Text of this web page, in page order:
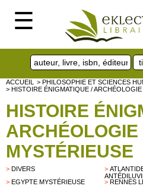
☰
ACCUEIL > PHILOSOPHIE ET SCIENCES
> HISTOIRE ÉNIGMATIQUE /
HISTOIRE
ARCHÉOLOGIE
MYSTÉRIEUSE
> DIVERS >
> EGYPTE MYSTÉRIEUSE >RENNES